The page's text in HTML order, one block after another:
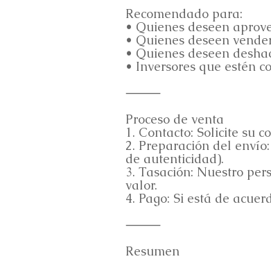
Recomendado para:
• Quienes deseen
• Quienes deseen
• Quienes deseen
• Inversores que estén
⸻
Proceso de venta
1. Contacto: Solicite su
2. Preparación del
de autenticidad).
3. Tasación: Nuestro
valor.
4. Pago: Si está de
⸻
Resumen